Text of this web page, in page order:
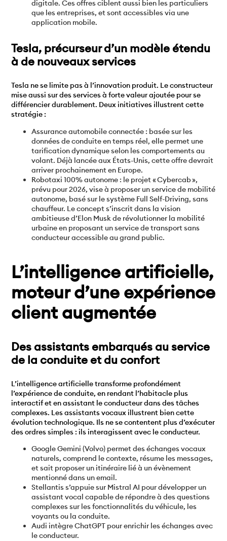
digitale. Ces offres ciblent aussi bien les particuliers
que les entreprises, et sont accessibles via une
application mobile.
Tesla, précurseur d’un modèle étendu
à de nouveaux services
Tesla ne se limite pas à l’innovation produit. Le constructeur
mise aussi sur des services à forte valeur ajoutée pour se
différencier durablement. Deux initiatives illustrent cette
stratégie :
Assurance automobile connectée : basée sur les
données de conduite en temps réel, elle permet une
tarification dynamique selon les comportements au
volant. Déjà lancée aux États-Unis, cette offre devrait
arriver prochainement en Europe.
Robotaxi 100% autonome : le projet « Cybercab »,
prévu pour 2026, vise à proposer un service de mobilité
autonome, basé sur le système Full Self-Driving, sans
chauffeur. Le concept s’inscrit dans la vision
ambitieuse d’Elon Musk de révolutionner la mobilité
urbaine en proposant un service de transport sans
conducteur accessible au grand public.
L’intelligence artificielle,
moteur d’une expérience
client augmentée
Des assistants embarqués au service
de la conduite et du confort
L’intelligence artificielle transforme profondément
l’expérience de conduite, en rendant l’habitacle plus
interactif et en assistant le conducteur dans des tâches
complexes. Les assistants vocaux illustrent bien cette
évolution technologique. Ils ne se contentent plus d’exécuter
des ordres simples : ils interagissent avec le conducteur.
Google Gemini (Volvo) permet des échanges vocaux
naturels, comprend le contexte, résume les messages,
et sait proposer un itinéraire lié à un évènement
mentionné dans un email.
Stellantis s’appuie sur Mistral AI pour développer un
assistant vocal capable de répondre à des questions
complexes sur les fonctionnalités du véhicule, les
voyants ou la conduite.
Audi intègre ChatGPT pour enrichir les échanges avec
le conducteur.